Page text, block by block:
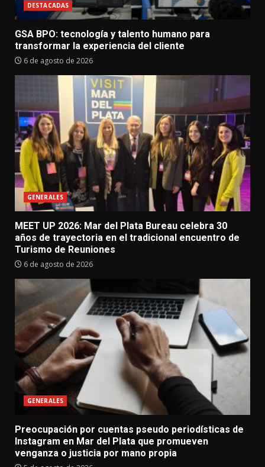
DESTACADAS
GSA BPO: tecnología y talento humano para
transformar la experiencia del cliente
6 de agosto de 2026
GENERALES
MEET UP 2026: Mar del Plata Bureau celebra 30
años de trayectoria en el tradicional encuentro de
Turismo de Reuniones
6 de agosto de 2026
GENERALES
Preocupación por cuentas pseudo periodísticas de
Instagram en Mar del Plata que promueven
venganza o justicia por mano propia